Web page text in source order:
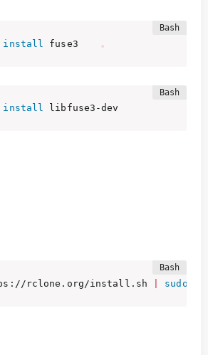
install fuse3
install libfuse3-dev
rclone.org/install.sh sudo